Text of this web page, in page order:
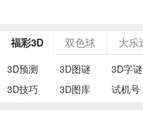
福彩3D 双色球 大乐
3D预测 3D图谜 3D字谜
3D技巧
3D图库 试机号